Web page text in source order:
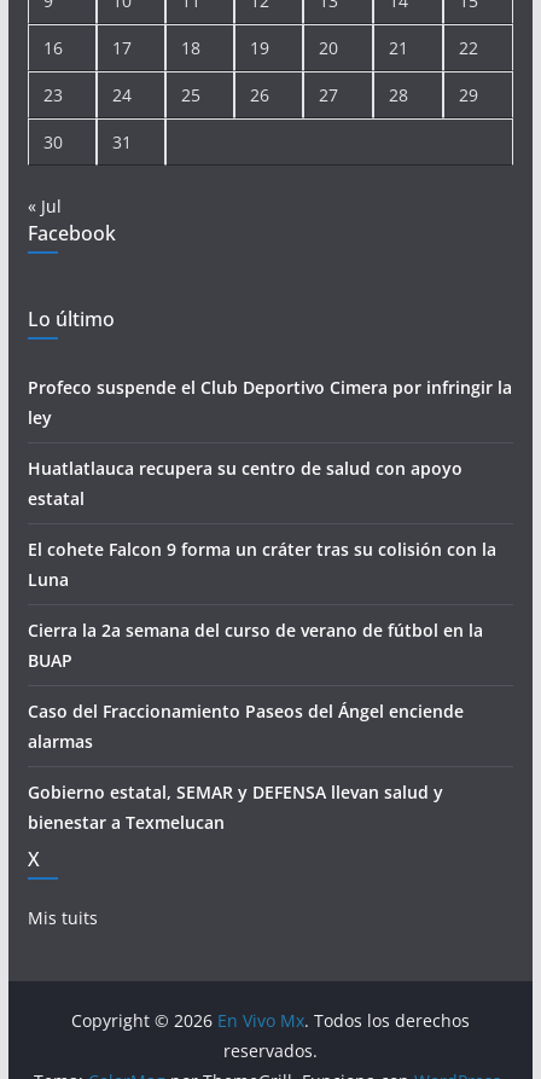
16 17 18 19 20 21 22
23 24 25 26 27 28 29
30 31
« Jul
Facebook
Lo último
Profeco suspende el Club Deportivo Cimera por infringir la
ley
Huatlatlauca recupera su centro de salud con apoyo
estatal
El cohete Falcon 9 forma un cráter tras su colisión con la
Luna
Cierra la 2a semana del curso de verano de fútbol en la
BUAP
Caso del Fraccionamiento Paseos del Ángel enciende
alarmas
Gobierno estatal, SEMAR y DEFENSA llevan salud y
bienestar a Texmelucan
X
Mis tuits
Copyright © 2026 En Vivo Mx. Todos los derechos
reservados.